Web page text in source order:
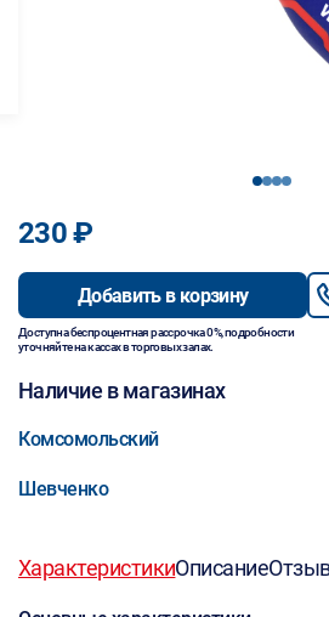
1234
230 ₽
Добавить в корзину
Доступна беспроцентная рассрочка 0%, подробности
уточняйте на кассах в торговых залах.
Наличие в магазинах
Комсомольский
Шевченко
ХарактеристикиОписание